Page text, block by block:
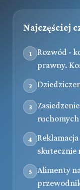
Najczęściej
1
Rozwód -
prawny.
2
3
ruchomych
4
skutecznie
5
Alimenty